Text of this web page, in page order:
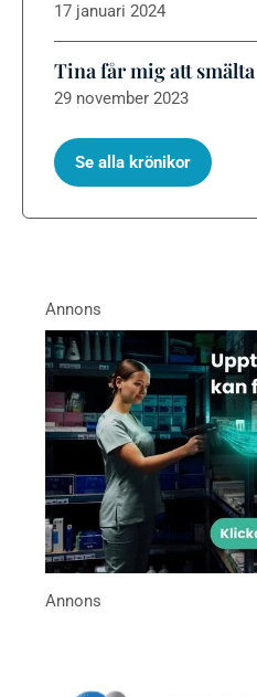
17 januari 2024
Tina får mig att smälta
29 november 2023
Se alla krönikor